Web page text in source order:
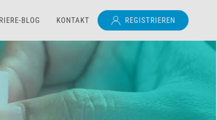
BLOG KONTAKT REGISTRIEREN